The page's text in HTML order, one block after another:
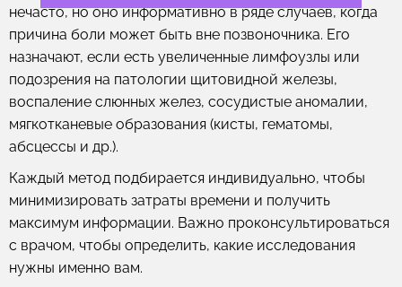
нечасто, но оно информативно в ряде случаев, когда
причина боли может быть вне позвоночника. Его
назначают, если есть увеличенные лимфоузлы или
подозрения на патологии щитовидной железы,
воспаление слюнных желез, сосудистые аномалии,
мягкотканевые образования (кисты, гематомы,
абсцессы и др.).
Каждый метод подбирается индивидуально, чтобы
минимизировать затраты времени и получить
максимум информации. Важно проконсультироваться
с врачом, чтобы определить, какие исследования
нужны именно вам.